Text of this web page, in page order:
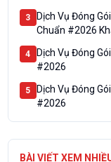
3
Dịch Vụ Đóng
Chuẩn #2026
4
Dịch Vụ Đóng
#2026
5
Dịch Vụ Đóng
#2026
BÀI VIẾT XEM